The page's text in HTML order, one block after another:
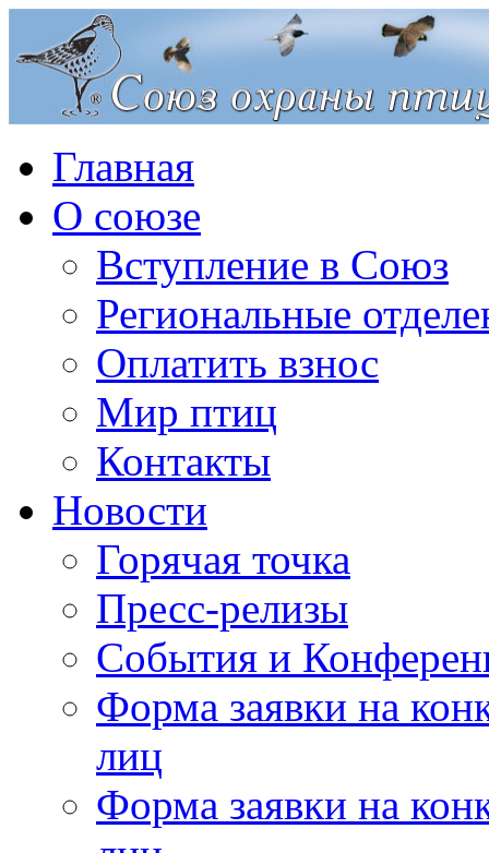
Главная
О союзе
Вступление в Союз
Региональные
Оплатить взнос
Мир птиц
Контакты
Новости
Горячая точка
Пресс-релизы
События и
Форма заявки на
лиц
Форма заявки на